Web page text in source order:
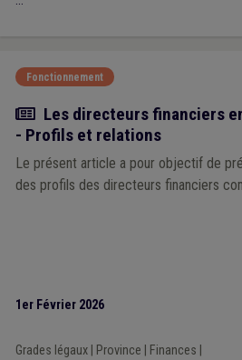
Fonctionnement
Article
Les directeurs financiers
- Profils et relations
Le présent article a pour objectif de
des profils des directeurs financiers
1er Février 2026
Grades légaux| Province Finances